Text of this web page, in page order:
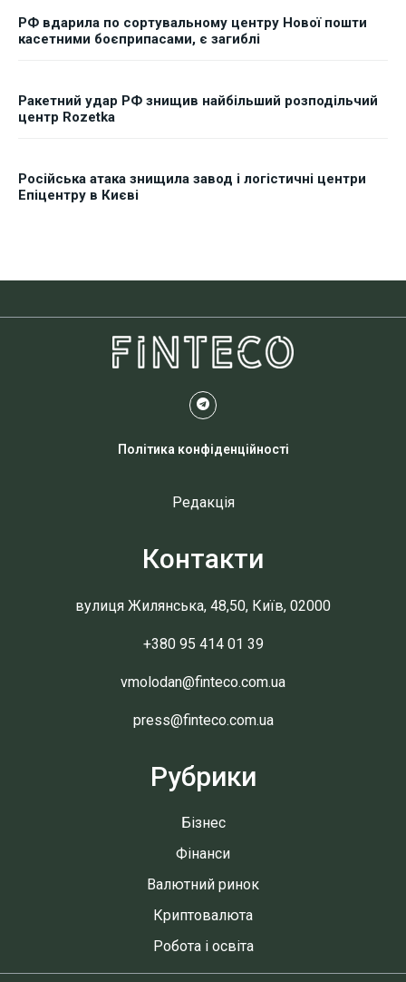
РФ вдарила по сортувальному центру Нової пошти
касетними боєприпасами, є загиблі
Ракетний удар РФ знищив найбільший розподільчий
центр Rozetka
Російська атака знищила завод і логістичні центри
Епіцентру в Києві
Політика конфіденційності
Редакція
Контакти
вулиця Жилянська, 48,50, Київ, 02000
+380 95 414 01 39
vmolodan@finteco.com.ua
press@finteco.com.ua
Рубрики
Бізнес
Фінанси
Валютний ринок
Криптовалюта
Робота і освіта